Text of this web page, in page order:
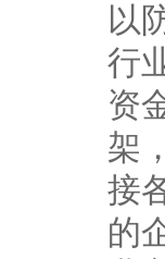
以
行
资
架
接
的